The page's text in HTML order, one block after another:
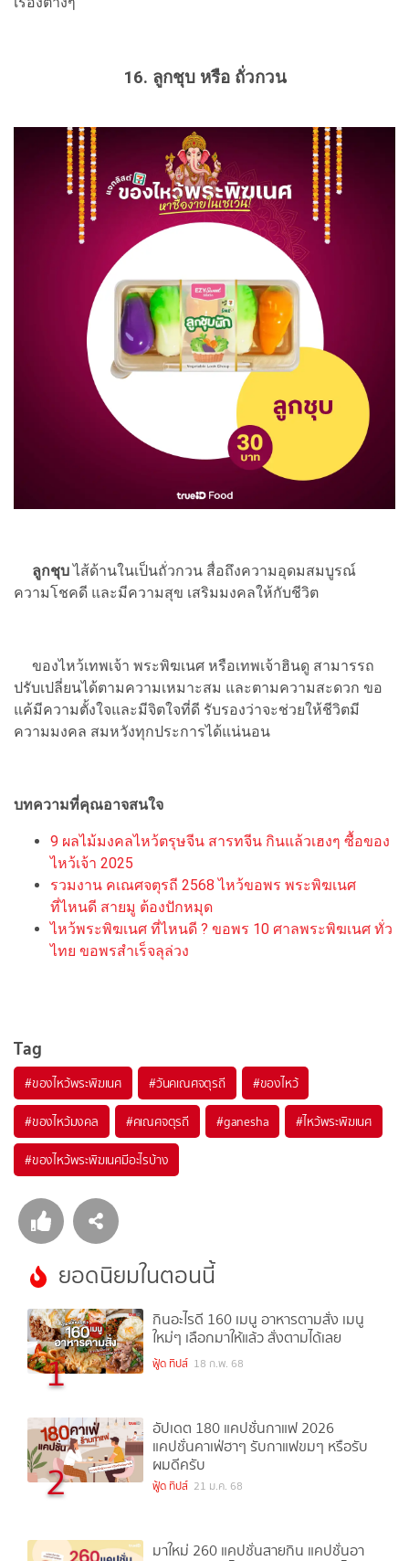
16. ลูกชุบ หรือ ถั่วกวน
ลูกชุบไส้ด้านในเป็นถั่วกวน สื่อถึงความอุดมสมบูรณ์
ความโชคดี และมีความสุข เสริมมงคลให้กับชีวิต
ของไหว้เทพเจ้า พระพิฆเนศ หรือเทพเจ้าฮินดู สามารรถ
ปรับเปลี่ยนได้ตามความเหมาะสม และตามความสะดวก ขอ
แค้มีความตั้งใจและมีจิตใจที่ดี รับรองว่าจะช่วยให้ชีวิตมี
ความมงคล สมหวังทุกประการได้แน่นอน
บทความที่คุณอาจสนใจ
9 ผลไม้มงคลไหว้ตรุษจีน สารทจีน กินแล้วเฮงๆ ซื้อของ
ไหว้เจ้า 2025
รวมงาน คเณศจตุรถี 2568 ไหว้ขอพร พระพิฆเนศ
ที่ไหนดี สายมู ต้องปักหมุด
ไหว้พระพิฆเนศ ที่ไหนดี ? ขอพร 10 ศาลพระพิฆเนศ ทั่ว
ไทย ขอพรสำเร็จลุล่วง
Tag
#ของไหว้พระพิฆเนศ #วันคเณศจตุรถี #ของไหว้
#ของไหว้มงคล #คเณศจตุรถี #ganesha #ไหว้พระพิฆเนศ
#ของไหว้พระพิฆเนศมีอะไรบ้าง
ยอดนิยมในตอนนี้
1
กินอะไรดี 160 เมนู อาหารตามสั่ง เมนู
ใหม่ๆ เลือกมาให้แล้ว สั่งตามได้เลย
ฟู้ด ทิปส์ 18 ก.พ. 68
2
อัปเดต 180 แคปชั่นกาแฟ 2026
แคปชั่นคาเฟ่ฮาๆ รับกาแฟขมๆ หรือรับ
ผมดีครับ
ฟู้ด ทิปส์ 21 ม.ค. 68
มาใหม่ 260 แคปชั่นสายกิน แคปชั่นอา